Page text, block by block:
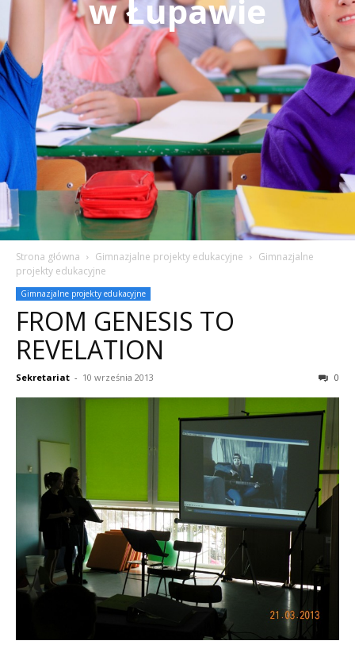
w Łupawie
Strona główna Gimnazjalne projekty edukacyjne
Gimnazjalne
projekty edukacyjne
Gimnazjalne projekty edukacyjne
FROM GENESIS TO
REVELATION
Sekretariat - 10 września 2013 0